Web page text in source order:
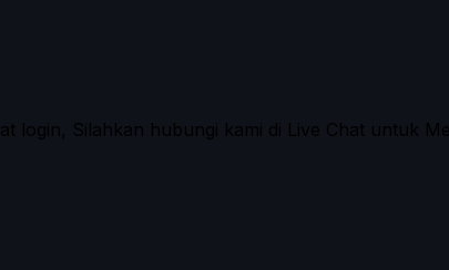
login, Silahkan hubungi kami di Live Chat untuk